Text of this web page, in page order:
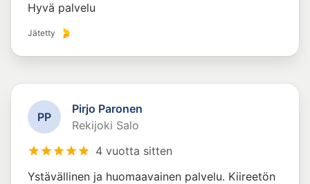
Hyvä palvelu
Jätetty
PP
Pirjo Paronen
Rekijoki Salo
4 vuotta sitten
Ystävällinen ja huomaavainen palvelu. Kiireetön